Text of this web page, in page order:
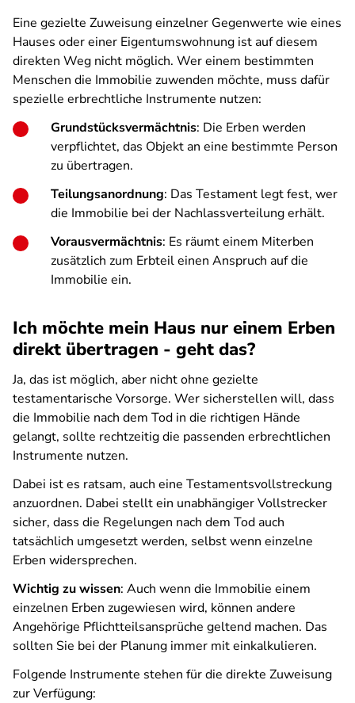
Eine gezielte Zuweisung einzelner Gegenwerte wie eines
Hauses oder einer Eigentumswohnung ist auf diesem
direkten Weg nicht möglich. Wer einem bestimmten
Menschen die Immobilie zuwenden möchte, muss dafür
spezielle erbrechtliche Instrumente nutzen:
Grundstücksvermächtnis: Die Erben werden
verpflichtet, das Objekt an eine bestimmte Person
zu übertragen.
Teilungsanordnung: Das Testament legt fest, wer
die Immobilie bei der Nachlassverteilung erhält.
Vorausvermächtnis: Es räumt einem Miterben
zusätzlich zum Erbteil einen Anspruch auf die
Immobilie ein.
Ich möchte mein Haus nur einem Erben
direkt übertragen - geht das?
Ja, das ist möglich, aber nicht ohne gezielte
testamentarische Vorsorge. Wer sicherstellen will, dass
die Immobilie nach dem Tod in die richtigen Hände
gelangt, sollte rechtzeitig die passenden erbrechtlichen
Instrumente nutzen.
Dabei ist es ratsam, auch eine Testamentsvollstreckung
anzuordnen. Dabei stellt ein unabhängiger Vollstrecker
sicher, dass die Regelungen nach dem Tod auch
tatsächlich umgesetzt werden, selbst wenn einzelne
Erben widersprechen.
Wichtig zu wissen: Auch wenn die Immobilie einem
einzelnen Erben zugewiesen wird, können andere
Angehörige Pflichtteilsansprüche geltend machen. Das
sollten Sie bei der Planung immer mit einkalkulieren.
Folgende Instrumente stehen für die direkte Zuweisung
zur Verfügung: